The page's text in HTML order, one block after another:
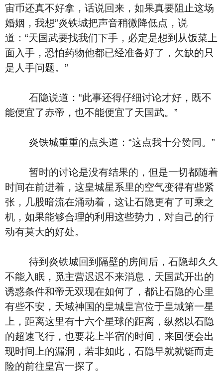
宙币还真不好拿，话说回来，如果真要阻止这场
婚姻，我想”炎铁城把声音稍微降低点，说
道：“天国武要找我们下手，必定是想到从饭菜上
面入手，恐怕药物他都已经准备好了，欠缺的只
是人手问题。”
石隐说道：“此事还得仔细讨论才好，既不
能便宜了赤帝，也不能便宜了天国武。”
炎铁城重重的点头道：“这点我十分赞同。”
暂时的讨论是没有结果的，但是一切都随着
时间在前进着，这皇城星系里的空气变得有些紧
张，几股暗流在涌动着，这让石隐更有了可乘之
机，如果能够合理的利用这些势力，对自己的行
动有莫大的好处。
待到炎铁城回到隔壁的房间后，石隐却久久
不能入眠，觅主营迟迟不来消息，天国武开出的
诱惑条件和帝无双现在如何了，都让石隐的心里
有些不安，天域神国的皇城皇宫位于皇城第一星
上，距离这里有十六个星球的距离，纵然以石隐
的超速飞行，也要花上半宿的时间，来回便会出
现时间上的漏洞，若非如此，石隐早就就铤而走
险的前往皇宫一探了。